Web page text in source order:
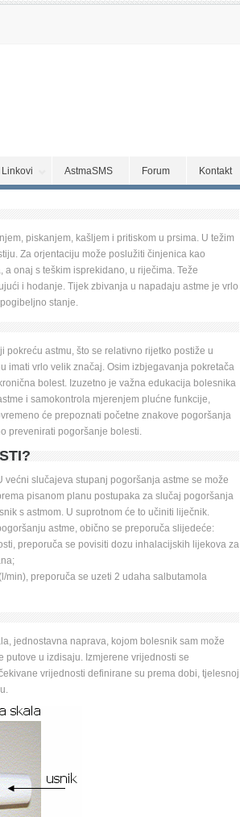
Linkovi AstmaSMS Forum Kontakt
piskanjem, kašljem i pritiskom u prsima. U težim
Za orjentaciju može poslužiti činjenica kao
onaj s teškim isprekidano, u riječima. Teže
i hodanje. Tijek zbivanja u napadaju astme je vrlo
stanje.
astmu, što se relativno rijetko postiže u
imati vrlo velik značaj. Osim izbjegavanja pokretača
bolest. Izuzetno je važna edukacija bolesnika
i samokontrola mjerenjem plućne funkcije,
će prepoznati početne znakove pogoršanja
prevenirati pogoršanje bolesti.
slučajeva stupanj pogoršanja astme se može
pisanom planu postupaka za slučaj pogoršanja
s astmom. U suprotnom će to učiniti liječnik.
astme, obično se preporuča slijedeće:
preporuča se povisiti dozu inhalacijskih lijekova za
min), preporuča se uzeti 2 udaha salbutamola
jednostavna naprava, kojom bolesnik sam može
putove u izdisaju. Izmjerene vrijednosti se
vrijednosti definirane su prema dobi, tjelesnoj